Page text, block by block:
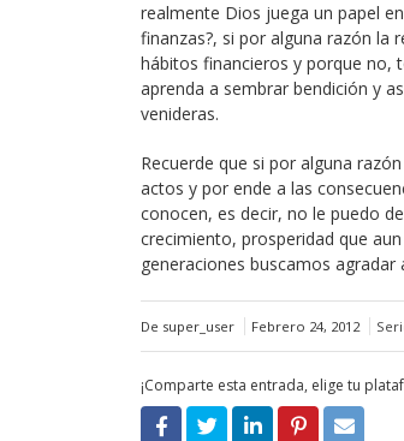
realmente Dios juega un papel
finanzas?, si por alguna razón la
hábitos financieros y porque no,
aprenda a sembrar bendición y
venideras.
Recuerde que si por alguna
actos y por ende a las
conocen, es decir, no le puedo
crecimiento, prosperidad que
generaciones buscamos
De super_user Febrero 24, 2012
¡Comparte esta entrada, elige tu